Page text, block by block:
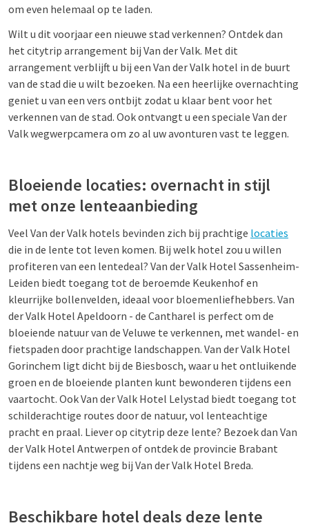
om even helemaal op te laden.
Wilt u dit voorjaar een nieuwe stad verkennen? Ontdek dan
het citytrip arrangement bij Van der Valk. Met dit
arrangement verblijft u bij een Van der Valk hotel in de buurt
van de stad die u wilt bezoeken. Na een heerlijke overnachting
geniet u van een vers ontbijt zodat u klaar bent voor het
verkennen van de stad. Ook ontvangt u een speciale Van der
Valk wegwerpcamera om zo al uw avonturen vast te leggen.
Bloeiende locaties: overnacht in stijl
met onze lenteaanbieding
Veel Van der Valk hotels bevinden zich bij prachtige locaties
die in de lente tot leven komen. Bij welk hotel zou u willen
profiteren van een lentedeal? Van der Valk Hotel Sassenheim-
Leiden biedt toegang tot de beroemde Keukenhof en
kleurrijke bollenvelden, ideaal voor bloemenliefhebbers. Van
der Valk Hotel Apeldoorn - de Cantharel is perfect om de
bloeiende natuur van de Veluwe te verkennen, met wandel- en
fietspaden door prachtige landschappen. Van der Valk Hotel
Gorinchem ligt dicht bij de Biesbosch, waar u het ontluikende
groen en de bloeiende planten kunt bewonderen tijdens een
vaartocht. Ook Van der Valk Hotel Lelystad biedt toegang tot
schilderachtige routes door de natuur, vol lenteachtige
pracht en praal. Liever op citytrip deze lente? Bezoek dan Van
der Valk Hotel Antwerpen of ontdek de provincie Brabant
tijdens een nachtje weg bij Van der Valk Hotel Breda.
Beschikbare hotel deals deze lente